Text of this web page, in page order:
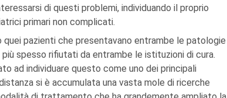
di questi problemi, individuando il proprio
primari non complicati.
pazienti che presentavano entrambe le patologie
spesso rifiutati da entrambe le istituzioni di cura.
ad individuare questo come uno dei principali
si è accumulata una vasta mole di ricerche